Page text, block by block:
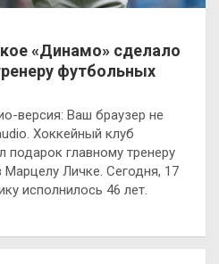
«Динамо» сделало
футбольных
версия: Ваш браузер не
Хоккейный клуб
главному тренеру
Личке. Сегодня, 17
исполнилось 46 лет.